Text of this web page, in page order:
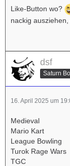
Like-Button wo?
nackig
dsf
16. April 2025 um
Medieval
Mario Kart
League Bowling
Turok Rage Wars
TGC